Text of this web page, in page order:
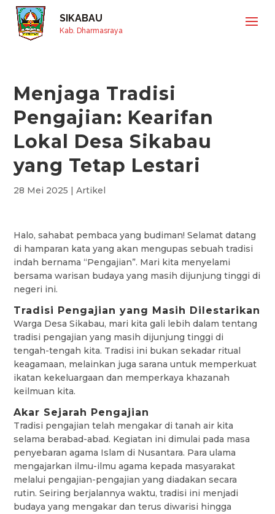
SIKABAU
Kab. Dharmasraya
Menjaga Tradisi
Pengajian: Kearifan
Lokal Desa Sikabau
yang Tetap Lestari
28 Mei 2025 |Artikel
Halo, sahabat pembaca yang budiman! Selamat datang
di hamparan kata yang akan mengupas sebuah tradisi
indah bernama “Pengajian”. Mari kita menyelami
bersama warisan budaya yang masih dijunjung tinggi di
negeri ini.
Tradisi Pengajian yang Masih Dilestarikan
Warga Desa Sikabau, mari kita gali lebih dalam tentang
tradisi pengajian yang masih dijunjung tinggi di
tengah-tengah kita. Tradisi ini bukan sekadar ritual
keagamaan, melainkan juga sarana untuk memperkuat
ikatan kekeluargaan dan memperkaya khazanah
keilmuan kita.
Akar Sejarah Pengajian
Tradisi pengajian telah mengakar di tanah air kita
selama berabad-abad. Kegiatan ini dimulai pada masa
penyebaran agama Islam di Nusantara. Para ulama
mengajarkan ilmu-ilmu agama kepada masyarakat
melalui pengajian-pengajian yang diadakan secara
rutin. Seiring berjalannya waktu, tradisi ini menjadi
budaya yang mengakar dan terus diwarisi hingga